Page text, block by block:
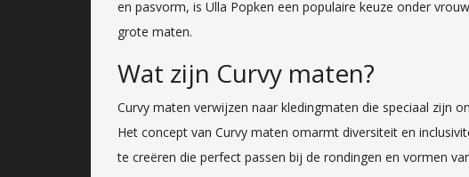
en pasvorm, is Ulla Popken een populaire keuze onder
grote maten.
Wat zijn Curvy maten?
Curvy maten verwijzen naar kledingmaten die speciaal zijn
Het concept van Curvy maten omarmt diversiteit en
te creëren die perfect passen bij de rondingen en vormen